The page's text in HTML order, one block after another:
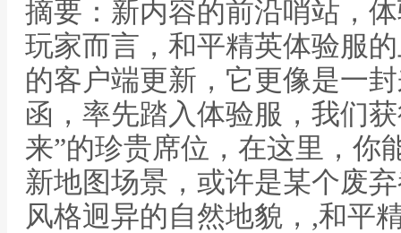
摘要：新内容的前沿哨站，
玩家而言，和平精英体验服
的客户端更新，它更像是一
函，率先踏入体验服，我们
来”的珍贵席位，在这里，你
新地图场景，或许是某个废
风格迥异的自然地貌，,和平